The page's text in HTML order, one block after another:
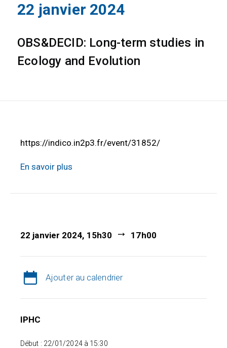
22 janvier 2024
OBS&DECID: Long-term studies in
Ecology and Evolution
https://indico.in2p3.fr/event/31852/
En savoir plus
22 janvier 2024, 15h30 17h00
Ajouter au calendrier
IPHC
Début : 22/01/2024 à 15:30